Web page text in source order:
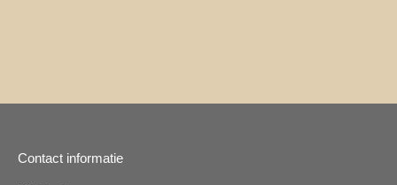
Contact informatie